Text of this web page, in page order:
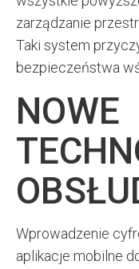
zarządzanie
Taki system
bezpieczeństwa
NOWE
Wprowadzenie
aplikacje mobilne